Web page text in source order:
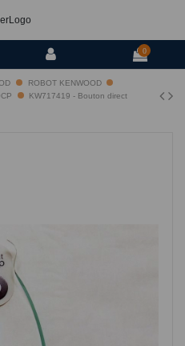
0
ROBOT KENWOOD
KW717419 - Bouton direct